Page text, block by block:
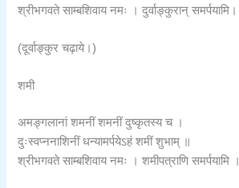
श्रीभगवते साम्बशिवाय नमः । दुर्वाङ्कुरान् समर्पयामि।
(दूर्वाङ्कुर चढ़ाये।)
शमी
अमङ्गलानां शमनीं शमनीं दुष्कृतस्य च ।
दुःस्वप्ननाशिनीं धन्यामर्पयेऽहं शमीं शुभाम् ॥
श्रीभगवते साम्बशिवाय नमः । शमीपत्राणि समर्पयामि ।